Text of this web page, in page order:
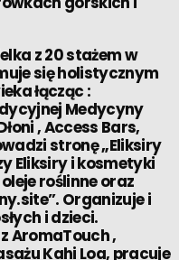
z 20 stażem w
się holistycznym
łącząc :
Medycyny
, Access Bars,
stronę „Eliksiry
Eliksiry i kosmetyki
roślinne oraz
Organizuje i
i dzieci.
AromaTouch ,
Kahi Loa, pracuje